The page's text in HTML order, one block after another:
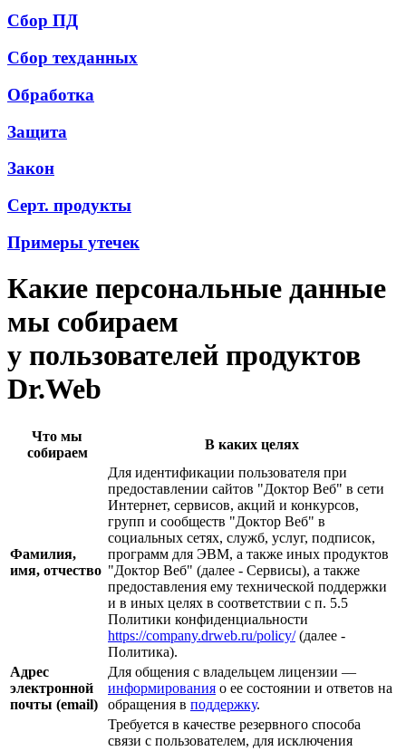
Сбор ПД
Сбор техданных
Обработка
Защита
Закон
Серт. продукты
Примеры утечек
Какие персональные данные
мы собираем
у пользователей продуктов
Dr.Web
Что мы
собираем
В каких целях
Фамилия,
имя, отчество
Для идентификации пользователя при
предоставлении сайтов "Доктор Веб" в сети
Интернет, сервисов, акций и конкурсов,
групп и сообществ "Доктор Веб" в
социальных сетях, служб, услуг, подписок,
программ для ЭВМ, а также иных продуктов
"Доктор Веб" (далее - Сервисы), а также
предоставления ему технической поддержки
и в иных целях в соответствии с п. 5.5
Политики конфиденциальности
https://company.drweb.ru/policy/(далее -
Политика).
Адрес
электронной
почты (email)
Для общения с владельцем лицензии —
информирования о ее состоянии и ответов на
обращения в поддержку.
Требуется в качестве резервного способа
связи с пользователем, для исключения